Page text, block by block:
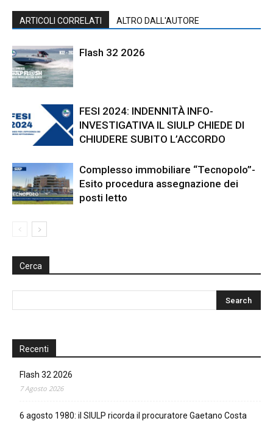
ARTICOLI CORRELATI ALTRO DALL'AUTORE
Flash 32 2026
FESI 2024: INDENNITÀ INFO-
INVESTIGATIVA IL SIULP CHIEDE DI
CHIUDERE SUBITO L’ACCORDO
Complesso immobiliare “Tecnopolo”-
Esito procedura assegnazione dei
posti letto
Cerca
Recenti
Flash 32 2026
7 Agosto 2026
6 agosto 1980: il SIULP ricorda il procuratore Gaetano Costa